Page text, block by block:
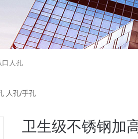
口人孔
人孔/手孔
卫生级不锈钢加